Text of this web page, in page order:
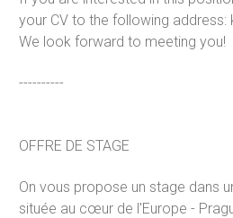
your CV to the following address:
We look forward to meeting you!
----------
OFFRE DE STAGE
On vous propose un stage dans
située au cœur de l'Europe -